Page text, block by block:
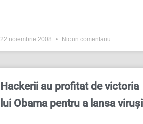
22 noiembrie 2008 Niciun comentariu
Hackerii au profitat de victoria
lui Obama pentru a lansa viruşi